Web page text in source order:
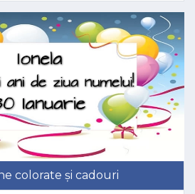
colorate și cadouri